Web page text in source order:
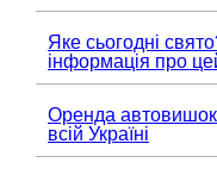
Яке сьогодні
інформація про
Оренда автовишок,
всій Україні